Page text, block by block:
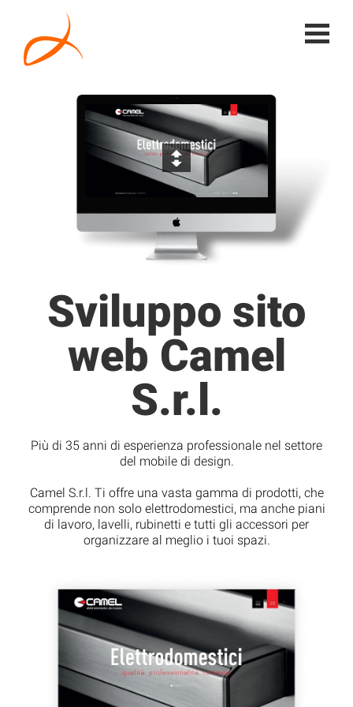
Sviluppo sito
web Camel
S.r.l.
Più di 35 anni di esperienza professionale nel settore
del mobile di design.
Camel S.r.l. Ti offre una vasta gamma di prodotti, che
comprende non solo elettrodomestici, ma anche piani
di lavoro, lavelli, rubinetti e tutti gli accessori per
organizzare al meglio i tuoi spazi.